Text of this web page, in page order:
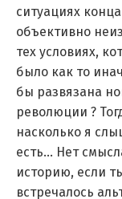
ситуациях
объективно
тех условиях,
было как то
бы развязана
революции ?
насколько я
есть… Нет
историю, если
встречалось